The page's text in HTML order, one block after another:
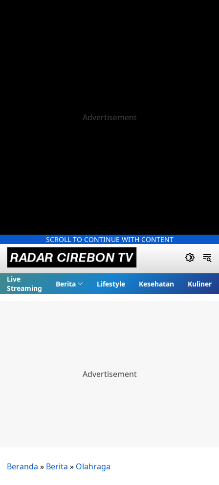
SCROLL TO CONTINUE WITH CONTENT
Live
Streaming
Berita Lifestyle Kesehatan Kuliner
Beranda » Berita » Olahraga